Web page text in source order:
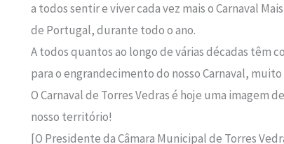
a todos sentir e viver cada vez mais o Carnaval
de Portugal, durante todo o ano.
A todos quantos ao longo de várias décadas têm
para o engrandecimento do nosso Carnaval,
O Carnaval de Torres Vedras é hoje uma imagem
nosso território!
[O Presidente da Câmara Municipal de Torres